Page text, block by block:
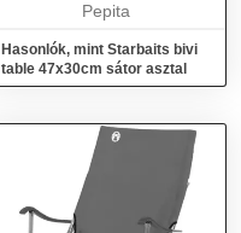
Pepita
Hasonlók, mint Starbaits bivi
table 47x30cm sátor asztal